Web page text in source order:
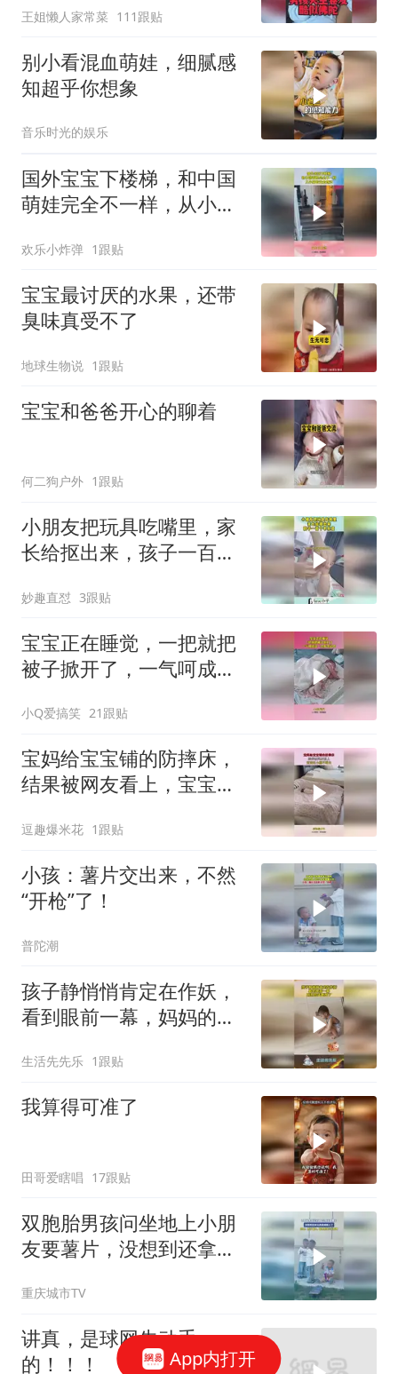
王姐懒人家常菜 111跟贴
别小看混血萌娃，细腻感
知超乎你想象
音乐时光的娱乐
国外宝宝下楼梯，和中国
萌娃完全不一样，从小就
欢乐小炸弹 1跟贴
宝宝最讨厌的水果，还带
臭味真受不了
地球生物说 1跟贴
宝宝和爸爸开心的聊着
何二狗户外 1跟贴
小朋友把玩具吃嘴里，家
长给抠出来，孩子一百个
妙趣直怼 3跟贴
宝宝正在睡觉，一把就把
被子掀开了，一气呵成没
小Q爱搞笑 21跟贴
宝妈给宝宝铺的防摔床，
结果被网友看上，宝宝还
逗趣爆米花 1跟贴
小孩：薯片交出来，不然
“开枪”了！
普陀潮
孩子静悄悄肯定在作妖，
看到眼前一幕，妈妈的天
生活先先乐 1跟贴
我算得可准了
田哥爱瞎唱 17跟贴
双胞胎男孩问坐地上小朋
友要薯片，没想到还拿玩
重庆城市TV
讲真，是球网先动手
的！！！
App内打开